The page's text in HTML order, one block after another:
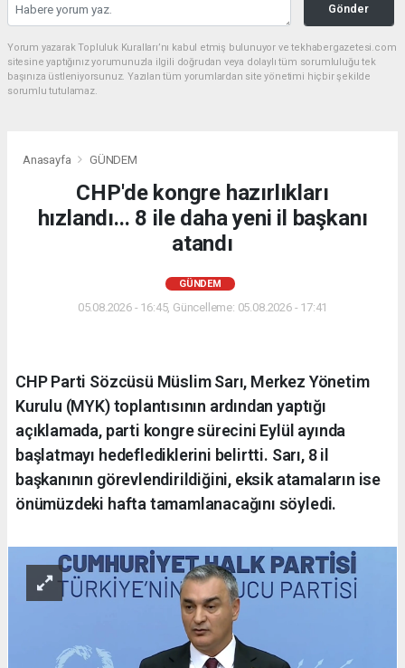
Gönder
Yorum yazarak Topluluk Kuralları’nı kabul etmiş bulunuyor ve tekhabergazetesi.com
sitesine yaptığınız yorumunuzla ilgili doğrudan veya dolaylı tüm sorumluluğu tek
başınıza üstleniyorsunuz. Yazılan tüm yorumlardan site yönetimi hiçbir şekilde
sorumlu tutulamaz.
Anasayfa GÜNDEM
CHP'de kongre hazırlıkları
hızlandı... 8 ile daha yeni il başkanı
atandı
GÜNDEM
05.08.2026 - 16:45, Güncelleme: 05.08.2026 - 17:41
CHP Parti Sözcüsü Müslim Sarı, Merkez Yönetim
Kurulu (MYK) toplantısının ardından yaptığı
açıklamada, parti kongre sürecini Eylül ayında
başlatmayı hedeflediklerini belirtti. Sarı, 8 il
başkanının görevlendirildiğini, eksik atamaların ise
önümüzdeki hafta tamamlanacağını söyledi.